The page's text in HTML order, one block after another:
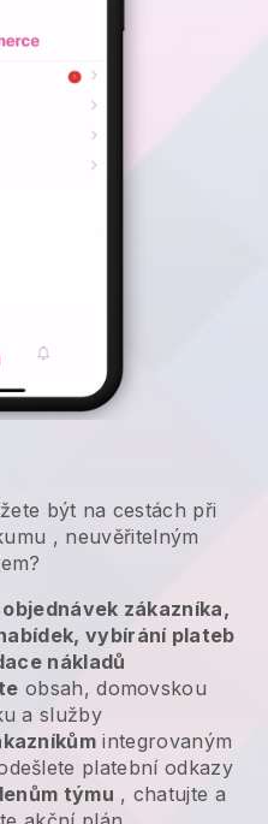
být na cestách při
, neuvěřitelným
zákazníka,
vybírání plateb
nákladů
obsah, domovskou
a služby
integrovaným
platební odkazy
týmu , chatujte a